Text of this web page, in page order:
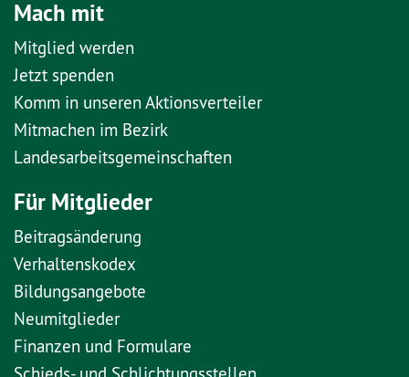
Mach mit
Mitglied werden
Jetzt spenden
Komm in unseren Aktionsverteiler
Mitmachen im Bezirk
Landesarbeitsgemeinschaften
Für Mitglieder
Beitragsänderung
Verhaltenskodex
Bildungsangebote
Neumitglieder
Finanzen und Formulare